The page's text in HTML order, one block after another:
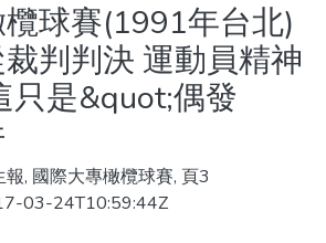
球賽(1991年台北)
判判決 運動員精神
只是&quot;偶發
報, 國際大專橄欖球賽, 頁3
03-24T10:59:44Z